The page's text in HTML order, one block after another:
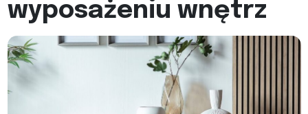
wyposażeniu wnętrz